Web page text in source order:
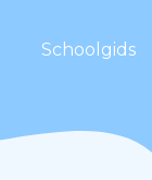
Schoolgids